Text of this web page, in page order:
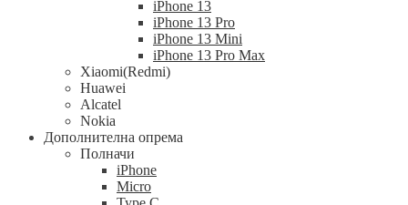
iPhone 13
iPhone 13 Pro
iPhone 13 Mini
iPhone 13 Pro Max
Xiaomi(Redmi)
Huawei
Alcatel
Nokia
Дополнителна опрема
Полначи
iPhone
Micro